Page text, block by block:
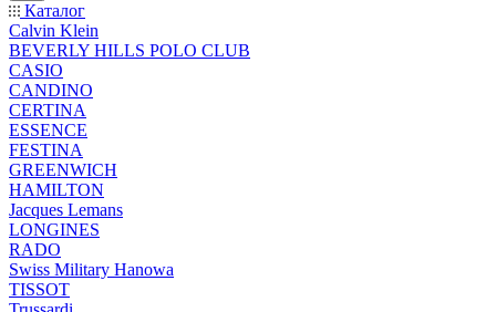
Каталог
Calvin Klein
BEVERLY HILLS POLO CLUB
CASIO
CANDINO
CERTINA
ESSENCE
FESTINA
GREENWICH
HAMILTON
Jacques Lemans
LONGINES
RADO
Swiss Military Hanowa
TISSOT